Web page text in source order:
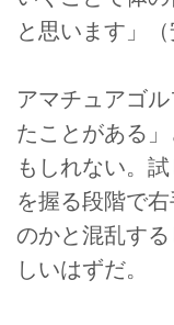
と思います」（
アマチュアゴ
たことがある
もしれない。
を握る段階で
のかと混乱す
しいはずだ。